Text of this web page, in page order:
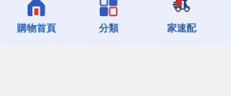
購物首頁 分類 家速配